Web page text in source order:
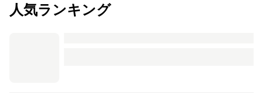
人気ランキング